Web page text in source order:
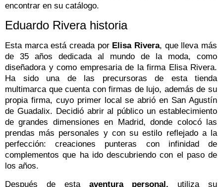
encontrar en su catálogo.
Eduardo Rivera historia
Esta marca está creada por Elisa Rivera, que lleva más
de 35 años dedicada al mundo de la moda, como
diseñadora y como empresaria de la firma Elisa Rivera.
Ha sido una de las precursoras de esta tienda
multimarca que cuenta con firmas de lujo, además de su
propia firma, cuyo primer local se abrió en San Agustín
de Guadalix. Decidió abrir al público un establecimiento
de grandes dimensiones en Madrid, donde colocó las
prendas más personales y con su estilo reflejado a la
perfección: creaciones punteras con infinidad de
complementos que ha ido descubriendo con el paso de
los años.
Después de esta aventura personal, utiliza su